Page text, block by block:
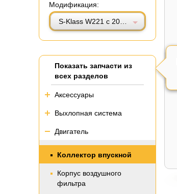
Модификация:
Показать запчасти из
всех разделов
Аксессуары
Выхлопная система
Двигатель
Коллектор впускной
Корпус воздушного
фильтра